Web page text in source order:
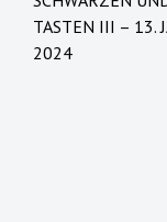
TASTEN III – 13.
2024